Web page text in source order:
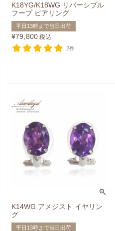
K18YG/K18WG リバーシブル
フープ ピアリング
平日13時まで当日出荷
¥79,800 税込
2件
K14WG アメジスト イヤリン
グ
平日13時まで当日出荷